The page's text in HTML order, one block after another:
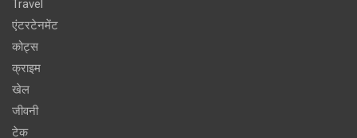
Travel
एंटरटेनमेंट
कोट्स
क्राइम
खेल
जीवनी
टेक